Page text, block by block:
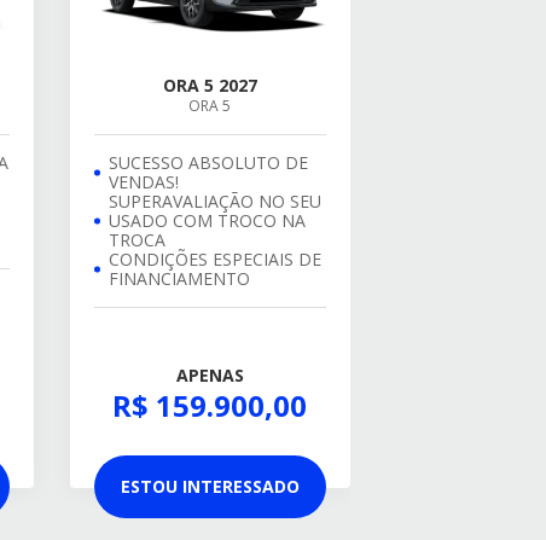
ORA 5 2027
ORA 5
SUCESSO ABSOLUTO DE
VENDAS!
SUPERAVALIAÇÃO NO SEU
USADO COM TROCO NA
TROCA
CONDIÇÕES ESPECIAIS DE
FINANCIAMENTO
APENAS
R$ 159.900,00
ESTOU INTERESSADO